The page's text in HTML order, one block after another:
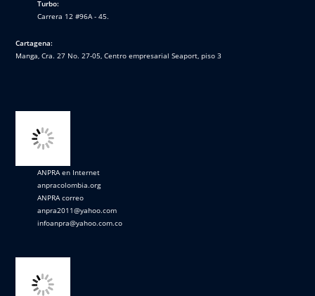
Turbo:
Carrera 12 #96A - 45.
Cartagena:
Manga, Cra. 27 No. 27-05, Centro empresarial Seaport, piso 3
ANPRA en Internet
anpracolombia.org
ANPRA correo
anpra2011@yahoo.com
infoanpra@yahoo.com.co